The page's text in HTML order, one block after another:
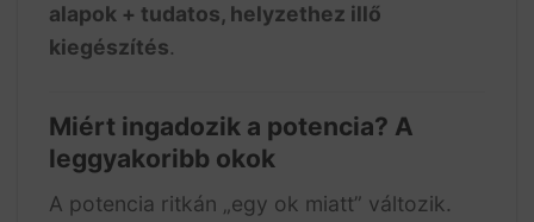
alapok + tudatos, helyzethez illő
kiegészítés.
Miért ingadozik a potencia? A
leggyakoribb okok
A potencia ritkán „egy ok miatt” változik.